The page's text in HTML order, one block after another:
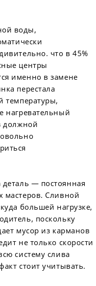
воды,
что в 45%
центры
именно в замене
перестала
температуры,
нагревательный
должной
— постоянная
мастеров. Сливной
большей нагрузке,
поскольку
мусор из карманов
не только скорости
систему слива
стоит учитывать.